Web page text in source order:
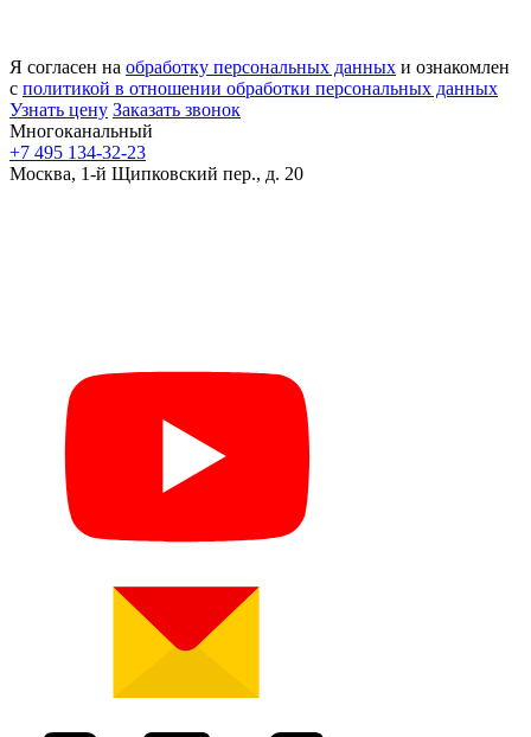
Я согласен на обработку персональных данных и ознакомлен
с политикой в отношении обработки персональных данных
Узнать цену Заказать звонок
Многоканальный
+7 495 134-32-23
Москва, 1-й Щипковский пер., д. 20